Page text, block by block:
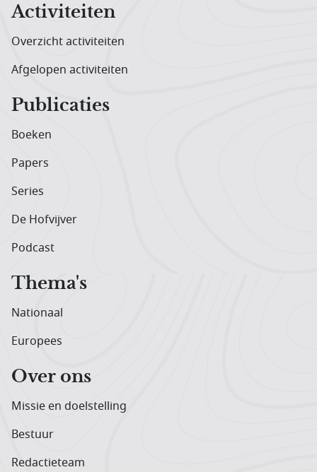
Activiteiten
Overzicht activiteiten
Afgelopen activiteiten
Publicaties
Boeken
Papers
Series
De Hofvijver
Podcast
Thema's
Nationaal
Europees
Over ons
Missie en doelstelling
Bestuur
Redactieteam